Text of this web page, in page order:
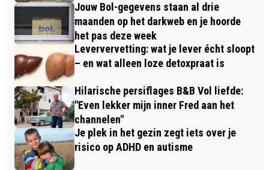
Jouw Bol-gegevens staan al drie
maanden op het darkweb en je hoorde
het pas deze week
Leververvetting: wat je lever écht sloopt
– en wat alleen loze detoxpraat is
Hilarische persiflages B&B Vol liefde:
"Even lekker mijn inner Fred aan het
channelen"
Je plek in het gezin zegt iets over je
risico op ADHD en autisme